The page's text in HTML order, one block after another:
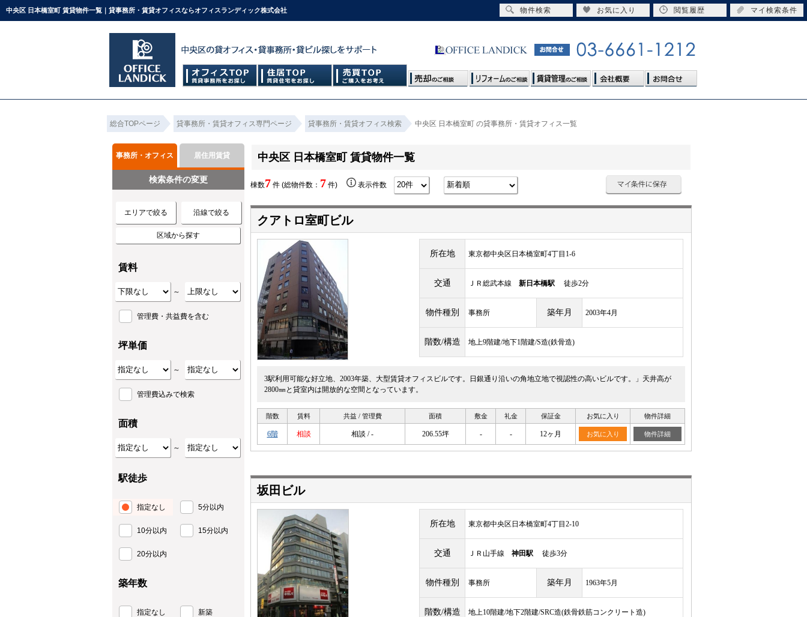
中央区 日本橋室町 賃貸物件一覧｜貸事務所・賃貸オフィスならオフィスランディック株式会社
総合TOPページ 貸事務所・賃貸オフィス専門ページ 貸事務所・賃貸オフィス検索 中央区 日本橋室町 の貸事務所・賃貸オフィス一覧
中央区 日本橋室町 賃貸物件一覧
棟数7 件 (総物件数： 7 件) 表示件数
クアトロ室町ビル
所在地 東京都中央区日本橋室町4丁目1-6
交通 ＪＲ総武本線 新日本橋駅 徒歩2分
物件種別 事務所 築年月 2003年4月
階数/構造 地上9階建/地下1階建/S造(鉄骨造)
3駅利用可能な好立地、2003年築、大型賃貸オフィスビルです。日銀通り沿いの角地立地で視認性の高いビルです。」天井高が
2800㎜と貸室内は開放的な空間となっています。
階数 賃料 共益 / 管理費 面積 敷金 礼金 保証金 お気に入り 物件詳細
6階 相談 相談 / - 206.55坪 - - 12ヶ月 お気に入り 物件詳細
坂田ビル
所在地 東京都中央区日本橋室町4丁目2-10
交通 ＪＲ山手線 神田駅 徒歩3分
物件種別 事務所 築年月 1963年5月
階数/構造 地上10階建/地下2階建/SRC造(鉄骨鉄筋コンクリート造)
事務所・オフィス 居住用賃貸
検索条件の変更
エリアで絞る 沿線で絞る
区域から探す
賃料
～
管理費・共益費を含む
坪単価
～
管理費込みで検索
面積
～
駅徒歩
指定なし 5分以内
10分以内 15分以内
20分以内
築年数
指定なし 新築
物件検索 お気に入り 閲覧履歴 マイ検索条件